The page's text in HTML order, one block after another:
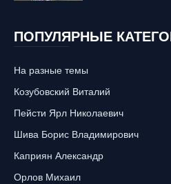
ПОПУЛЯРНЫЕ
На разные темы
Козубовский Виталий
Пейсти Ярл Николаевич
Шива Борис Владимирович
Каприян Александр
Орлов Михаил